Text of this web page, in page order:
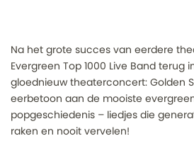
Na het grote succes van eerdere
Evergreen Top 1000 Live Band terug
gloednieuw theaterconcert: Golden
eerbetoon aan de mooiste
popgeschiedenis – liedjes die
raken en nooit vervelen!